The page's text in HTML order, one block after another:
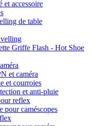
et accessoire
de table
Griffe Flash - Hot Shoe
et caméra
et courroies
et anti-pluie
reflex
pour caméscopes